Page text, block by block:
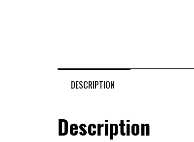
DESCRIPTION
Description